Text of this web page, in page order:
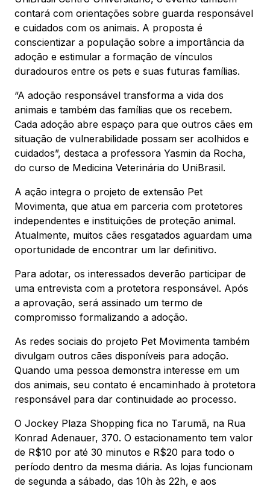
contará com orientações sobre guarda responsável
e cuidados com os animais. A proposta é
conscientizar a população sobre a importância da
adoção e estimular a formação de vínculos
duradouros entre os pets e suas futuras famílias.
“A adoção responsável transforma a vida dos
animais e também das famílias que os recebem.
Cada adoção abre espaço para que outros cães em
situação de vulnerabilidade possam ser acolhidos e
cuidados”, destaca a professora Yasmin da Rocha,
do curso de Medicina Veterinária do UniBrasil.
A ação integra o projeto de extensão Pet
Movimenta, que atua em parceria com protetores
independentes e instituições de proteção animal.
Atualmente, muitos cães resgatados aguardam uma
oportunidade de encontrar um lar definitivo.
Para adotar, os interessados deverão participar de
uma entrevista com a protetora responsável. Após
a aprovação, será assinado um termo de
compromisso formalizando a adoção.
As redes sociais do projeto Pet Movimenta também
divulgam outros cães disponíveis para adoção.
Quando uma pessoa demonstra interesse em um
dos animais, seu contato é encaminhado à protetora
responsável para dar continuidade ao processo.
O Jockey Plaza Shopping fica no Tarumã, na Rua
Konrad Adenauer, 370. O estacionamento tem valor
de R$10 por até 30 minutos e R$20 para todo o
período dentro da mesma diária. As lojas funcionam
de segunda a sábado, das 10h às 22h, e aos